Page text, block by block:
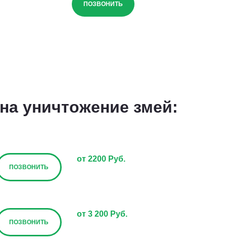
ПОЗВОНИТЬ
уничтожение змей:
ПОЗВОНИТЬ
от 2200 Руб.
ПОЗВОНИТЬ
от 3 200 Руб.